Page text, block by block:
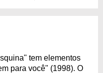
tem elementos
para você" (1998). O